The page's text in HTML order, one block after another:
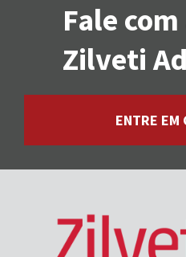
Fale
Zilveti
ENTRE EM